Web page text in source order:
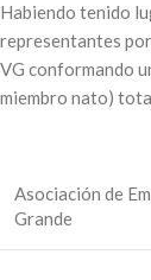
Habiendo tenido
representantes
VG conformando
miembro nato)
Asociación de
Grande